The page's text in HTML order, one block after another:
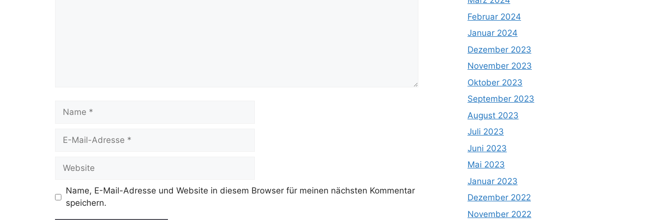
Name, E-Mail-Adresse und Website in diesem Browser für meinen nächsten Kommentar
speichern.
Februar 2024
Januar 2024
Dezember 2023
November 2023
Oktober 2023
September 2023
August 2023
Juli 2023
Juni 2023
Mai 2023
Januar 2023
Dezember 2022
November 2022